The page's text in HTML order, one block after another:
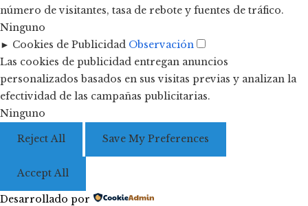
número de visitantes, tasa de rebote y fuentes de tráfico.
Ninguno
► Cookies de Publicidad Observación
Las cookies de publicidad entregan anuncios
personalizados basados en sus visitas previas y analizan la
efectividad de las campañas publicitarias.
Ninguno
Reject All Save My Preferences
Accept All
Desarrollado por